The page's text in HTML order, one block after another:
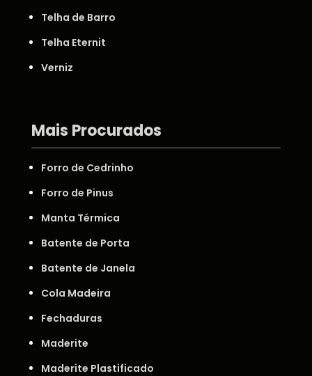
Telha de Barro
Telha Eternit
Verniz
Mais Procurados
Forro de Cedrinho
Forro de Pinus
Manta Térmica
Batente de Porta
Batente de Janela
Cola Madeira
Fechaduras
Maderite
Maderite Plastificado